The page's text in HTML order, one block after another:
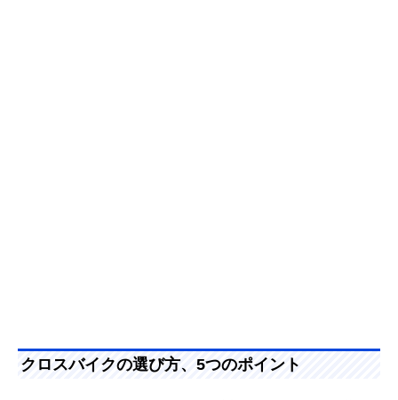
クロスバイクの選び方、5つのポイント